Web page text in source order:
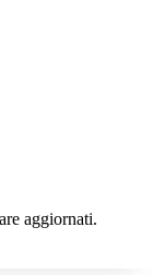
aggiornati.